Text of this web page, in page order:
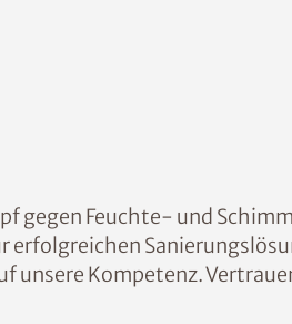
Feuchte- und
erfolgreichen
unsere Kompetenz.